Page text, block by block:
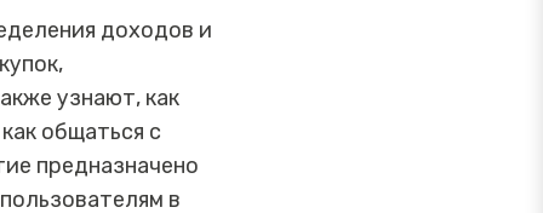
доходов и
узнают, как
общаться с
предназначено
в